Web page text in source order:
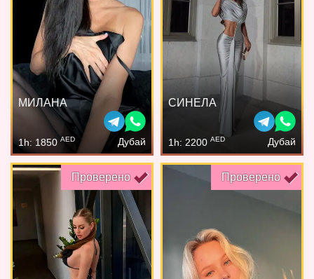
МИЛАНА
1h: 1850 AED Дубай
СИНЕЛА
1h: 2200 AED Дубай
Проверено Проверено